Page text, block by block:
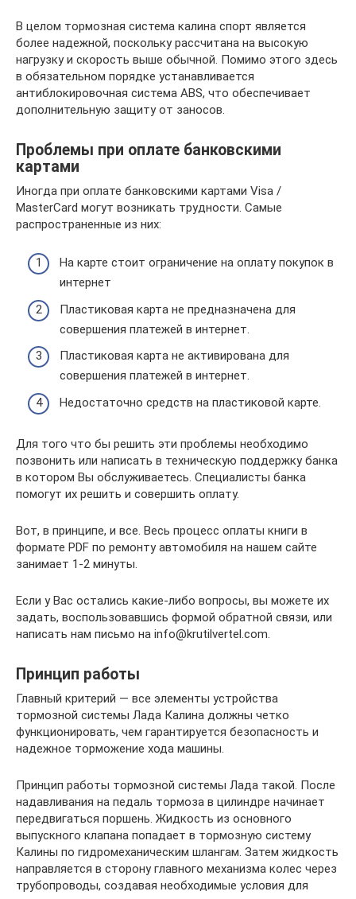
В целом тормозная система калина спорт является
более надежной, поскольку рассчитана на высокую
нагрузку и скорость выше обычной. Помимо этого здесь
в обязательном порядке устанавливается
антиблокировочная система ABS, что обеспечивает
дополнительную защиту от заносов.
Проблемы при оплате банковскими
картами
Иногда при оплате банковскими картами Visa /
MasterCard могут возникать трудности. Самые
распространенные из них:
На карте стоит ограничение на оплату покупок в
интернет
Пластиковая карта не предназначена для
совершения платежей в интернет.
Пластиковая карта не активирована для
совершения платежей в интернет.
Недостаточно средств на пластиковой карте.
Для того что бы решить эти проблемы необходимо
позвонить или написать в техническую поддержку банка
в котором Вы обслуживаетесь. Специалисты банка
помогут их решить и совершить оплату.
Вот, в принципе, и все. Весь процесс оплаты книги в
формате PDF по ремонту автомобиля на нашем сайте
занимает 1-2 минуты.
Если у Вас остались какие-либо вопросы, вы можете их
задать, воспользовавшись формой обратной связи, или
написать нам письмо на info@krutilvertel.com.
Принцип работы
Главный критерий — все элементы устройства
тормозной системы Лада Калина должны четко
функционировать, чем гарантируется безопасность и
надежное торможение хода машины.
Принцип работы тормозной системы Лада такой. После
надавливания на педаль тормоза в цилиндре начинает
передвигаться поршень. Жидкость из основного
выпускного клапана попадает в тормозную систему
Калины по гидромеханическим шлангам. Затем жидкость
направляется в сторону главного механизма колес через
трубопроводы, создавая необходимые условия для